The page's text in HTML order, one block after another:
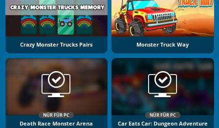
Crazy Monster Trucks Pairs Monster Truck Way
NÜR FÜR PC
Death Race Monster Arena
NÜR FÜR PC
Car Eats Car: Dungeon Adventure